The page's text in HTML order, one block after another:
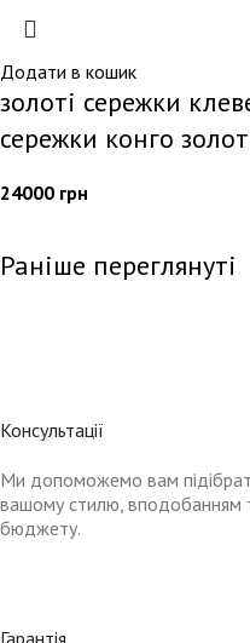
Додати в кошик
золоті сережки
сережки конго
24000 грн
Раніше переглянуті
Консультації
Ми допоможемо вам
вашому стилю, вподобанням
бюджету.
Гарантія